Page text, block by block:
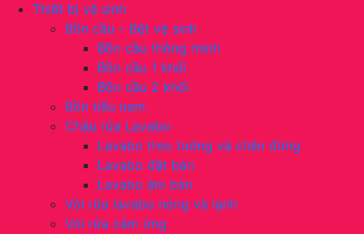
Thiết bị vệ sinh
Bồn cầu – Bệt vệ sinh
Bồn cầu thông minh
Bồn cầu 1 khối
Bồn cầu 2 khối
Bồn tiểu nam
Chậu rửa Lavabo
Lavabo treo tường và chân đứng
Lavabo đặt bàn
Lavabo âm bàn
Vòi rửa lavabo nóng và lạnh
Vòi rửa cảm ứng